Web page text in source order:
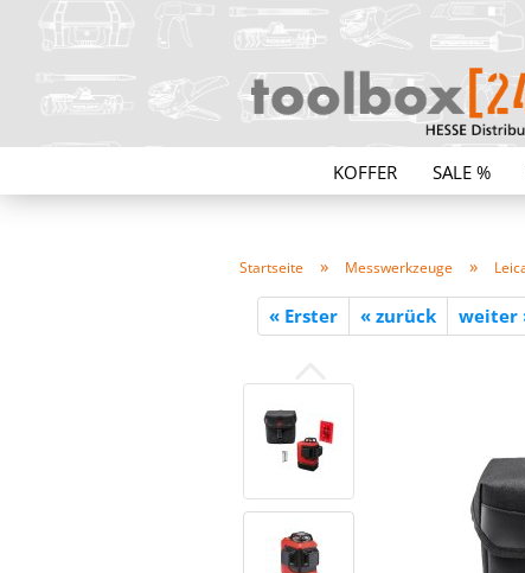
KOFFER SALE %
Startseite » Messwerkzeuge »
« Erster « zurück weiter